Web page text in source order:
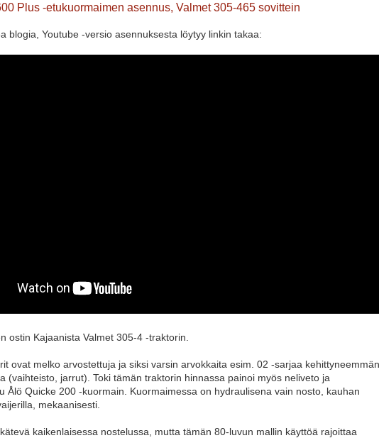
Plus -etukuormaimen asennus, Valmet 305-465 sovittein
blogia, Youtube -versio asennuksesta löytyy linkin takaa:
ostin Kajaanista Valmet 305-4 -traktorin.
ovat melko arvostettuja ja siksi varsin arvokkaita esim. 02 -sarjaa kehittyneemmän
(vaihteisto, jarrut). Toki tämän traktorin hinnassa painoi myös neliveto ja
Ålö Quicke 200 -kuormain. Kuormaimessa on hydraulisena vain nosto, kauhan
mekaanisesti.
kaikenlaisessa nostelussa, mutta tämän 80-luvun mallin käyttöä rajoittaa